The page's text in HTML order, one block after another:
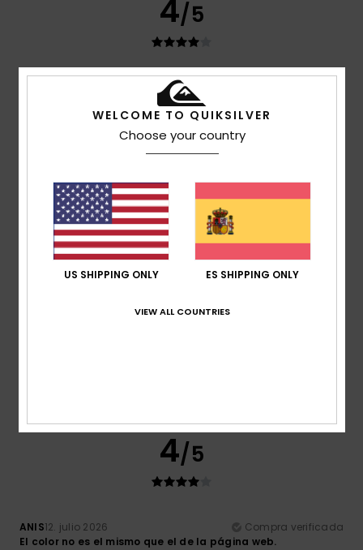
4/5
El material podría ser un poco más grueso o rígido para
mantener la forma y ofrecer protección en cualquier
condición meteorológica.
GrandeMaterial: 3/5 Color: 5
Recomiendo este producto
5 /5
4/5
ANIS12. julio 2026
Compra verificada
El color no es el mismo que el de la página web.
WELCOME TO QUIKSILVER
Choose your country
US SHIPPING ONLY ES SHIPPING ONLY
VIEW ALL COUNTRIES